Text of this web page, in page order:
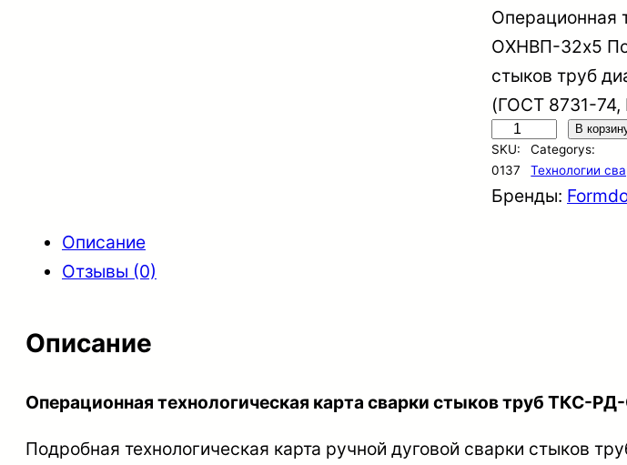
Операционная
ОХНВП-32х5
стыков труб
(ГОСТ 8731-
о
л
о
о
В
SKU:
0137
Categorys:
Технологии
Бренды:
Описание
Отзывы (0)
Описание
Операционная технологическая карта сварки стыков труб ТКС-
Подробная технологическая карта ручной дуговой сварки стыков